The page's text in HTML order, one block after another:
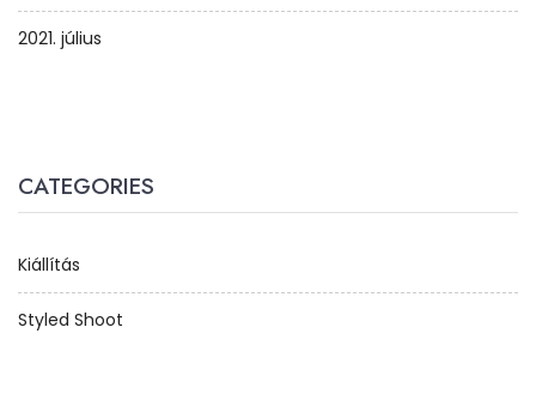
2021. július
CATEGORIES
Kiállítás
Styled Shoot